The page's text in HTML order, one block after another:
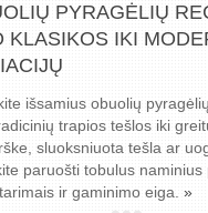
PYRAGĖLIŲ
KLASIKOS IKI
išsamius obuolių
trapios tešlos iki
sluoksniuota tešla ar
paruošti tobulus naminius
ir gaminimo eiga. »